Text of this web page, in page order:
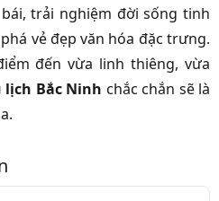
trải nghiệm đời sống tinh
vẻ đẹp văn hóa đặc trưng.
đến vừa linh thiêng, vừa
lịch Bắc Ninh chắc chắn sẽ là